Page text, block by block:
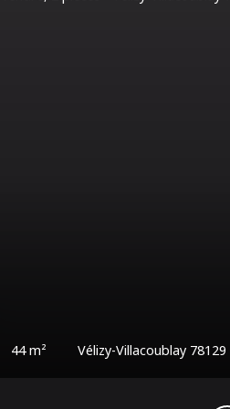
43m² Vélizy-Villacoublay 78129